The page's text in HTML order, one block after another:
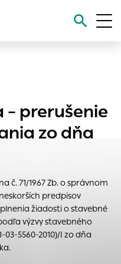
– prerušenie
zo dňa
č. 71/1967 Zb. o správnom
predpisov
žiadosti o stavebné
výzvy stavebného
03-5560-2010)/I zo dňa
webové stránky môžu
a preferenciách.
si webový prehliadač
chcete povoliť
nevyhnutné a
uplatniteľnými tým, že